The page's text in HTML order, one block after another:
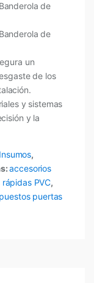
de
de
un
de los
y sistemas
y la
Insumos,
accesorios
PVC,
puertas